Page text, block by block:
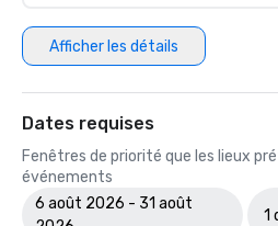
Afficher les détails
Dates requises
Fenêtres de priorité que les lieux
événements
6 août 2026 - 31 août
1